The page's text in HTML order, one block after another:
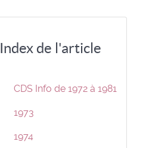
Index de l'article
CDS Info de 1972 à 1981
1973
1974